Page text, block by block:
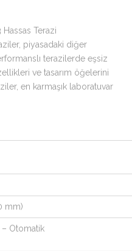
Hassas Terazi
piyasadaki diğer
terazilerde eşsiz
ve tasarım öğelerini
en karmaşık laboratuvar
mm)
Otomatik